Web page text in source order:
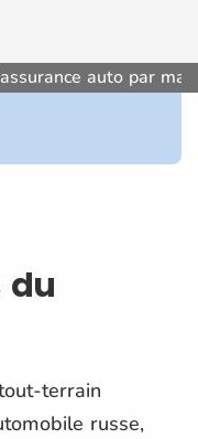
auto par
du
terrain
russe,